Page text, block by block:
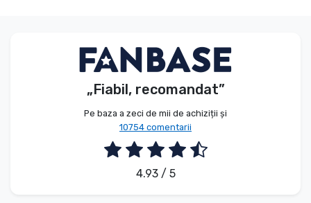
„Fiabil, recomandat”
Pe baza a zeci de mii de achiziții și
10754 comentarii
4.93 / 5